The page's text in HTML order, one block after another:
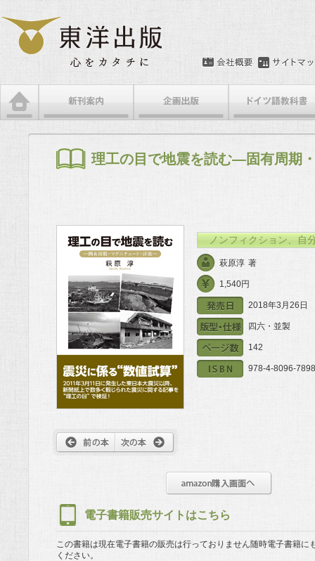
メインメニュー
メインコンテンツへ移動
サブコンテンツへ移動
理工の目で地震を読む―固有周期
ノンフィクション、自
萩原淳 著
1,540円
2018年3月26日
四六・並製
142
978-4-8096-
電子書籍販売サイトはこちら
この書籍は現在電子書籍の販売は行っておりません随時電子書籍に
ください。